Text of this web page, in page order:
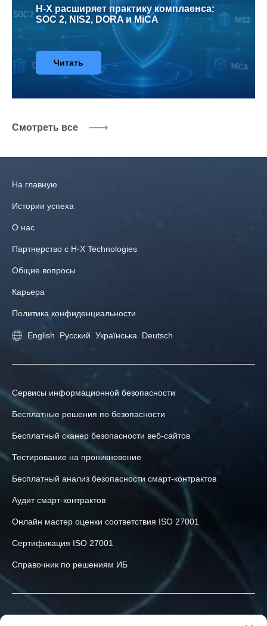
H-X расширяет практику комплаенса:
SOC 2, NIS2, DORA и MiCA
Читать
Смотреть все
На главную
Истории успеха
О нас
Партнерство с H‑X Technologies
Общие вопросы
Карьера
Политика конфиденциальности
English Русский Українська Deutsch
Сервисы информационной безопасности
Бесплатные решения по безопасности
Бесплатный сканер безопасности веб-сайтов
Тестирование на проникновение
Бесплатный анализ безопасности смарт-контрактов
Аудит смарт-контрактов
Онлайн мастер оценки соответствия ISO 27001
Сертификация ISO 27001
Справочник по решениям ИБ